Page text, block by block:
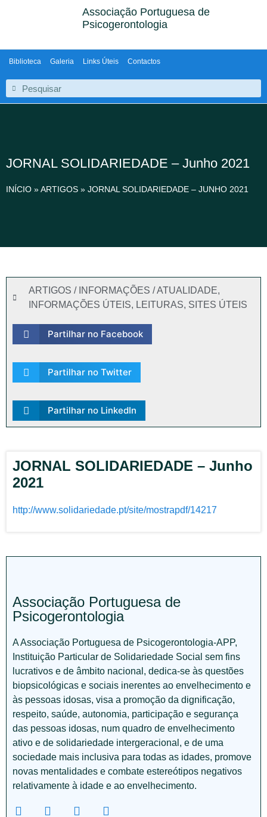
Associação Portuguesa de
Psicogerontologia
Biblioteca Galeria Links Úteis Contactos
JORNAL SOLIDARIEDADE – Junho 2021
INÍCIO »ARTIGOS » JORNAL SOLIDARIEDADE – JUNHO 2021
ARTIGOS / INFORMAÇÕES / ATUALIDADE,
INFORMAÇÕES ÚTEIS, LEITURAS, SITES ÚTEIS
Partilhar no Facebook
Partilhar no Twitter
Partilhar no LinkedIn
JORNAL SOLIDARIEDADE – Junho
2021
http://www.solidariedade.pt/site/mostrapdf/14217
Associação Portuguesa de
Psicogerontologia
A Associação Portuguesa de Psicogerontologia-APP,
Instituição Particular de Solidariedade Social sem fins
lucrativos e de âmbito nacional, dedica-se às questões
biopsicológicas e sociais inerentes ao envelhecimento e
às pessoas idosas, visa a promoção da dignificação,
respeito, saúde, autonomia, participação e segurança
das pessoas idosas, num quadro de envelhecimento
ativo e de solidariedade intergeracional, e de uma
sociedade mais inclusiva para todas as idades, promove
novas mentalidades e combate estereótipos negativos
relativamente à idade e ao envelhecimento.